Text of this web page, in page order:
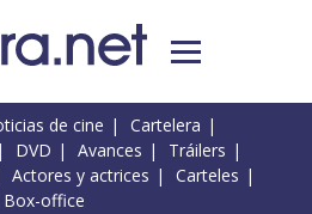
de cine
Cartelera
DVD Avances
Tráilers
Actores y actrices
Carteles
Box-office